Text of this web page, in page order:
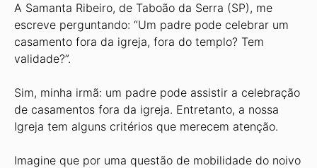
A Samanta Ribeiro, de Taboão da Serra (SP), me
escreve perguntando: “Um padre pode celebrar um
casamento fora da igreja, fora do templo? Tem
validade?”.
Sim, minha irmã: um padre pode assistir a celebração
de casamentos fora da igreja. Entretanto, a nossa
Igreja tem alguns critérios que merecem atenção.
Imagine que por uma questão de mobilidade do noivo